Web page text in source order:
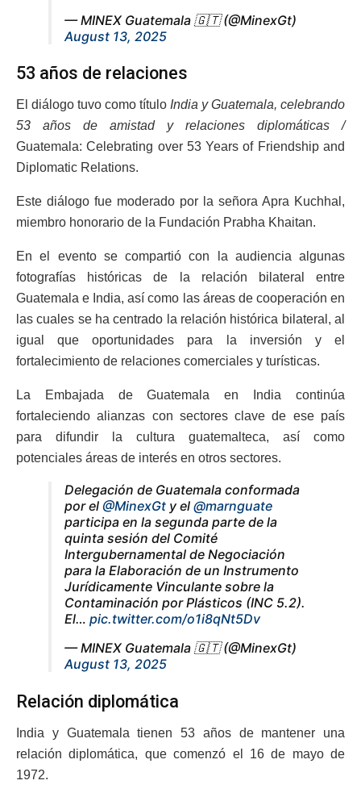
— MINEX Guatemala 🇬🇹 (@MinexGt)
August 13, 2025
53 años de relaciones
El diálogo tuvo como título India y Guatemala, celebrando
53 años de amistad y relaciones diplomáticas /
Guatemala: Celebrating over 53 Years of Friendship and
Diplomatic Relations.
Este diálogo fue moderado por la señora Apra Kuchhal,
miembro honorario de la Fundación Prabha Khaitan.
En el evento se compartió con la audiencia algunas
fotografías históricas de la relación bilateral entre
Guatemala e India, así como las áreas de cooperación en
las cuales se ha centrado la relación histórica bilateral, al
igual que oportunidades para la inversión y el
fortalecimiento de relaciones comerciales y turísticas.
La Embajada de Guatemala en India continúa
fortaleciendo alianzas con sectores clave de ese país
para difundir la cultura guatemalteca, así como
potenciales áreas de interés en otros sectores.
Delegación de Guatemala conformada
por el @MinexGt y el @marnguate
participa en la segunda parte de la
quinta sesión del Comité
Intergubernamental de Negociación
para la Elaboración de un Instrumento
Jurídicamente Vinculante sobre la
Contaminación por Plásticos (INC 5.2).
El… pic.twitter.com/o1i8qNt5Dv
— MINEX Guatemala 🇬🇹 (@MinexGt)
August 13, 2025
Relación diplomática
India y Guatemala tienen 53 años de mantener una
relación diplomática, que comenzó el 16 de mayo de
1972.